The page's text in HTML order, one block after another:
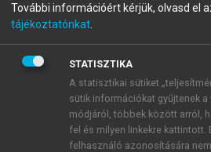
A regisztráció után apróbaidőszak
BELÉPÉS SAJÁT
ÚJ FIÓK
1 óra díjmentes hozzáférés
További információért kérjük, olvasd el
tájékoztatónkat
STATISZTIKA
A statisztikai sütiket
sütik információkat gyűjtenek
módjáról, többek között arról,
fel és milyen linkekre kattintott.
felhasználó azonosítására